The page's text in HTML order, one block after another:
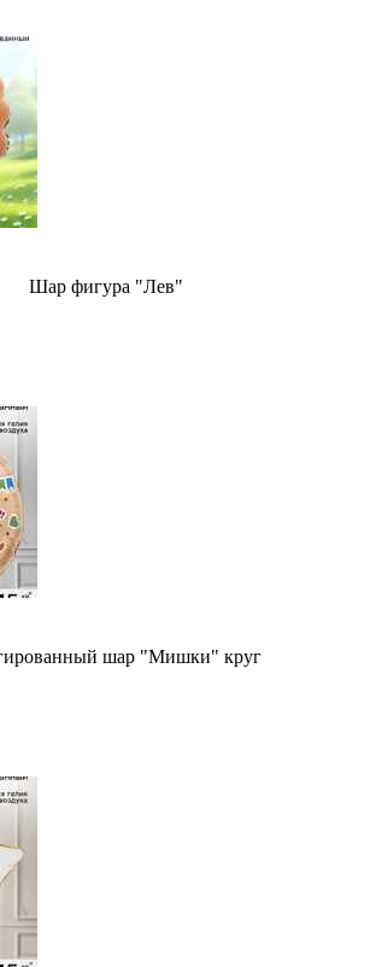
Шар фигура "Лев"
шар "Мишки" круг